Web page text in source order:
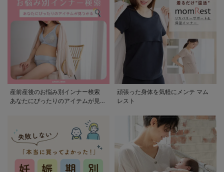
産前産後のお悩み別インナー検索
あなたにぴったりのアイテムが見つ
頑張った身体を気軽にメンテ マム
レスト